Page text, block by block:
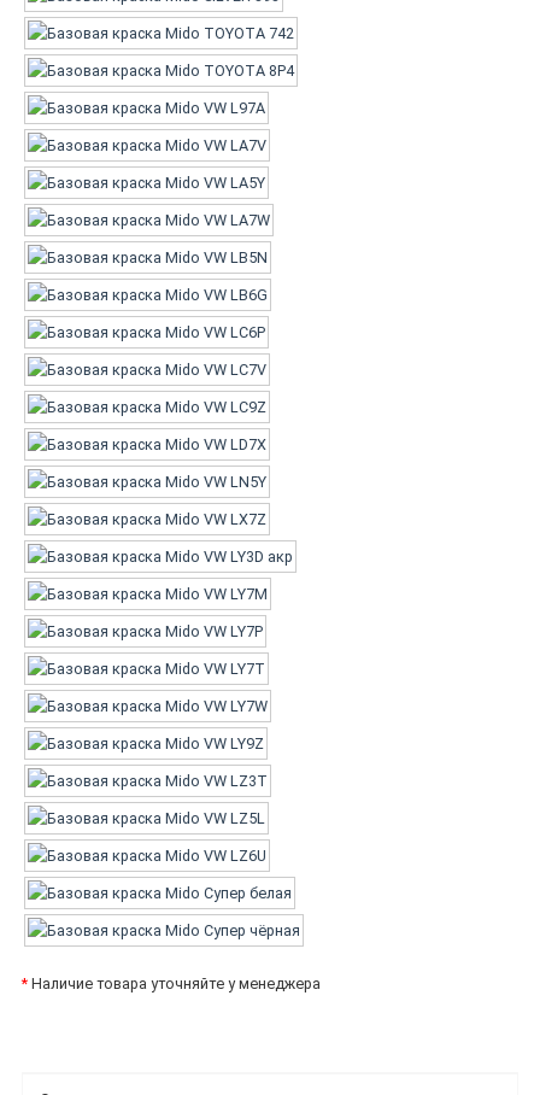
* Наличие товара уточняйте у менеджера